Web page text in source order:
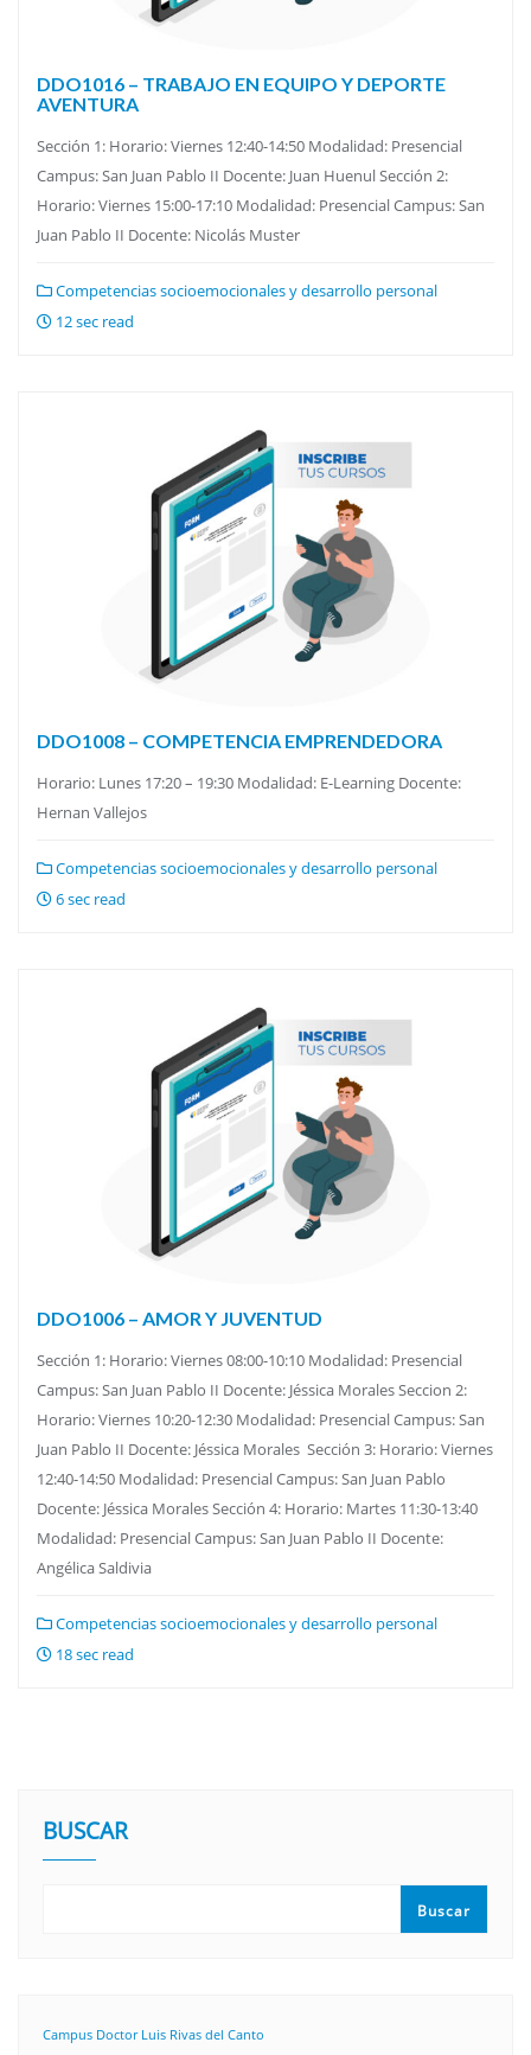
DDO1016 – TRABAJO EN EQUIPO Y DEPORTE
AVENTURA
Sección 1: Horario: Viernes 12:40-14:50 Modalidad: Presencial
Campus: San Juan Pablo II Docente: Juan Huenul Sección 2:
Horario: Viernes 15:00-17:10 Modalidad: Presencial Campus: San
Juan Pablo II Docente: Nicolás Muster
Competencias socioemocionales y desarrollo personal
12 sec read
DDO1008 – COMPETENCIA EMPRENDEDORA
Horario: Lunes 17:20 – 19:30 Modalidad: E-Learning Docente:
Hernan Vallejos
Competencias socioemocionales y desarrollo personal
6 sec read
DDO1006 – AMOR Y JUVENTUD
Sección 1: Horario: Viernes 08:00-10:10 Modalidad: Presencial
Campus: San Juan Pablo II Docente: Jéssica Morales Seccion 2:
Horario: Viernes 10:20-12:30 Modalidad: Presencial Campus: San
Juan Pablo II Docente: Jéssica Morales Sección 3: Horario: Viernes
12:40-14:50 Modalidad: Presencial Campus: San Juan Pablo
Docente: Jéssica Morales Sección 4: Horario: Martes 11:30-13:40
Modalidad: Presencial Campus: San Juan Pablo II Docente:
Angélica Saldivia
Competencias socioemocionales y desarrollo personal
18 sec read
BUSCAR
Buscar
Campus Doctor Luis Rivas del Canto